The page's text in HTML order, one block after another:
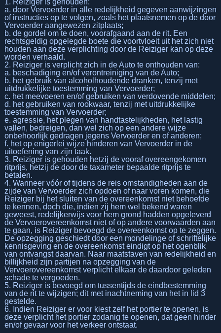
a. door Vervoerder in alle redelijkheid gegeven aanwijzingen
of instructies op te volgen, zoals het plaatsnemen op de door
Vervoerder aangewezen zitplaats;
b. de gordel om te doen, voorafgaand aan de rit. Een
rechtsgeldig opgelegde boete die voortvloeit uit het zich niet
houden aan deze verplichting door de Reiziger kan op deze
worden verhaald.
2. Reiziger is verplicht zich in de Auto te onthouden van:
a. beschadiging en/of verontreiniging van de Auto;
b. het gebruik van alcoholhoudende dranken, tenzij met
uitdrukkelijke toestemming van Vervoerder;
c. het meevoeren en/of gebruiken van verdovende middelen;
d. het gebruiken van rookwaar, tenzij met uitdrukkelijke
toestemming van Vervoerder;
e. agressie, het plegen van handtastelijkheden, het lastig
vallen, bedreigen, dan wel zich op een andere wijze
onbehoorlijk gedragen jegens Vervoerder en of anderen;
f. het op enigerlei wijze hinderen van Vervoerder in de
uitoefening van zijn taak.
3. Reiziger is gehouden hetzij de vooraf overeengekomen
ritprijs, hetzij de door de taxameter bepaalde ritprijs te
betalen.
4. Wanneer vóór of tijdens de reis omstandigheden aan de
zijde van Vervoerder zich opdoen of naar voren komen, die
Reiziger bij het sluiten van de overeenkomst niet behoefde
te kennen, doch die, indien zij hem wel bekend waren
geweest, redelijkerwijs voor hem grond hadden opgeleverd
de Vervoerovereenkomst niet of op andere voorwaarden aan
te gaan, is Reiziger bevoegd de overeenkomst op te zeggen.
De opzegging geschiedt door een mondelinge of schriftelijke
kennisgeving en de overeenkomst eindigt op het ogenblik
van ontvangst daarvan. Naar maatstaven van redelijkheid en
billijkheid zijn partijen na opzegging van de
Vervoerovereenkomst verplicht elkaar de daardoor geleden
schade te vergoeden.
5. Reiziger is bevoegd om tussentijds de eindbestemming
van de rit te wijzigen; dit met inachtneming van het in lid 3
gestelde.
6. Indien Reiziger er voor kiest zelf het portier te openen, is
deze verplicht het portier zodanig te openen, dat geen hinder
en/of gevaar voor het verkeer ontstaat.